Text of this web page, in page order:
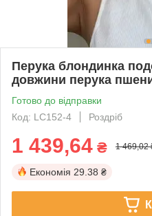
Перука блондинка
довжини перука
Готово до відправки
Код: LC152-4
Роздріб
1 439,64 ₴ 1 469,02
Економія 29.38 ₴